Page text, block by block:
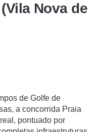
Nova de
de Golfe de
a concorrida Praia
pontuado por